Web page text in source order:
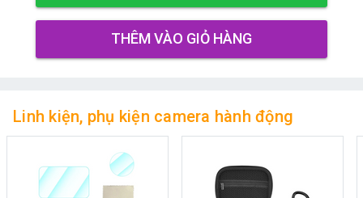
THÊM VÀO GIỎ HÀNG
Linh kiện, phụ kiện camera hành động